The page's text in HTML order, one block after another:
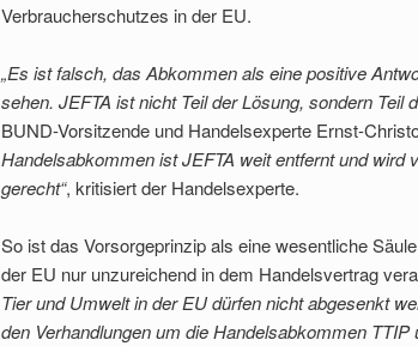
Verbraucherschutzes in der EU.
„Es ist falsch, das Abkommen als eine positive
sehen. JEFTA ist nicht Teil der Lösung, sondern Teil
BUND-Vorsitzende und Handelsexperte Ernst-
Handelsabkommen ist JEFTA weit entfernt und wird
gerecht“, kritisiert der Handelsexperte.
So ist das Vorsorgeprinzip als eine wesentliche
der EU nur unzureichend in dem Handelsvertrag
Tier und Umwelt in der EU dürfen nicht abgesenkt
den Verhandlungen um die Handelsabkommen TTIP